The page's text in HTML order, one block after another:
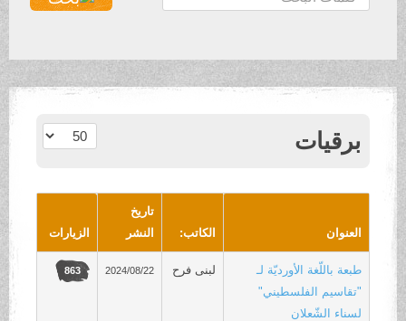
ح
ث
.
برقيات عدد الإظهارات:
العنوان الكاتب:
تاريخ
النشر
الزيارات
طبعة باللّغة الأورديّة لـ
"تقاسيم الفلسطيني"
لسناء الشّعلان
لبنى فرح 2024/08/22
863